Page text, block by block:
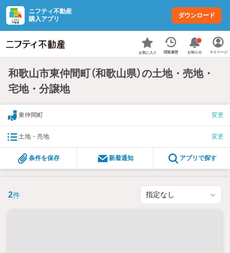
ニフティ不動産
購入アプリ
ダウンロード
お気に入り 閲覧履歴 お知らせ マイページ
和歌山市東仲間町（和歌山県）の土地・売地・
宅地・分譲地
東仲間町 変更
土地・売地 変更
条件を保存 新着通知 アプリで探す
2件